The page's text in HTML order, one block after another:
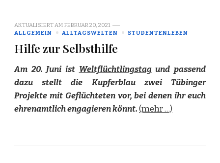
AKTUALISIERT AM FEBRUAR 20, 2021
ALLGEMEIN
ALLTAGSWELTEN STUDENTENLEBEN
Hilfe zur Selbsthilfe
Am 20. Juni ist Weltflüchtlingstagund passend
dazu stellt die Kupferblau zwei Tübinger
Projekte mit Geflüchteten vor, bei denen ihr euch
ehrenamtlich engagieren könnt.(mehr …)